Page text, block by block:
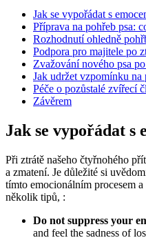
Jak se vypořádat s
Příprava na pohřeb psa:
Rozhodnutí ohledně
Podpora pro majitele po
Zvažování nového psa
Jak udržet vzpomínku na
Péče o pozůstalé zvířecí
Závěrem
Jak se vypořádat s
Při ztrátě našeho čtyřnohého
a zmatení. Je důležité si
tímto emocionálním procesem
několik tipů, :
Do not suppress your
and feel the sadness of